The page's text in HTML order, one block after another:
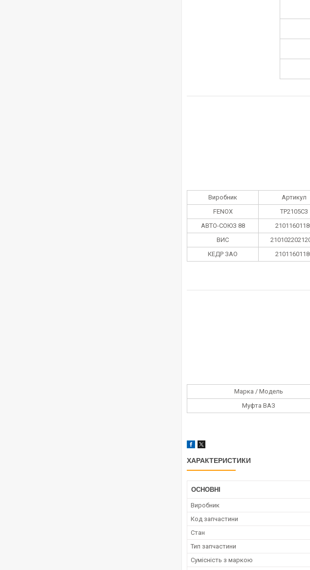
Виробник Артикул
FENOX
TP2105C3
АВТО-СОЮЗ 88
ВИС
КЕДР ЗАО
Марка / Модель
Муфта ВАЗ
ХАРАКТЕРИСТИКИ
ОСНОВНІ
Виробник
Код запчастини
Стан
Тип запчастини
Сумісність з маркою